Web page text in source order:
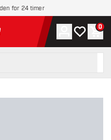
for 24 timer
Konto
Min 0